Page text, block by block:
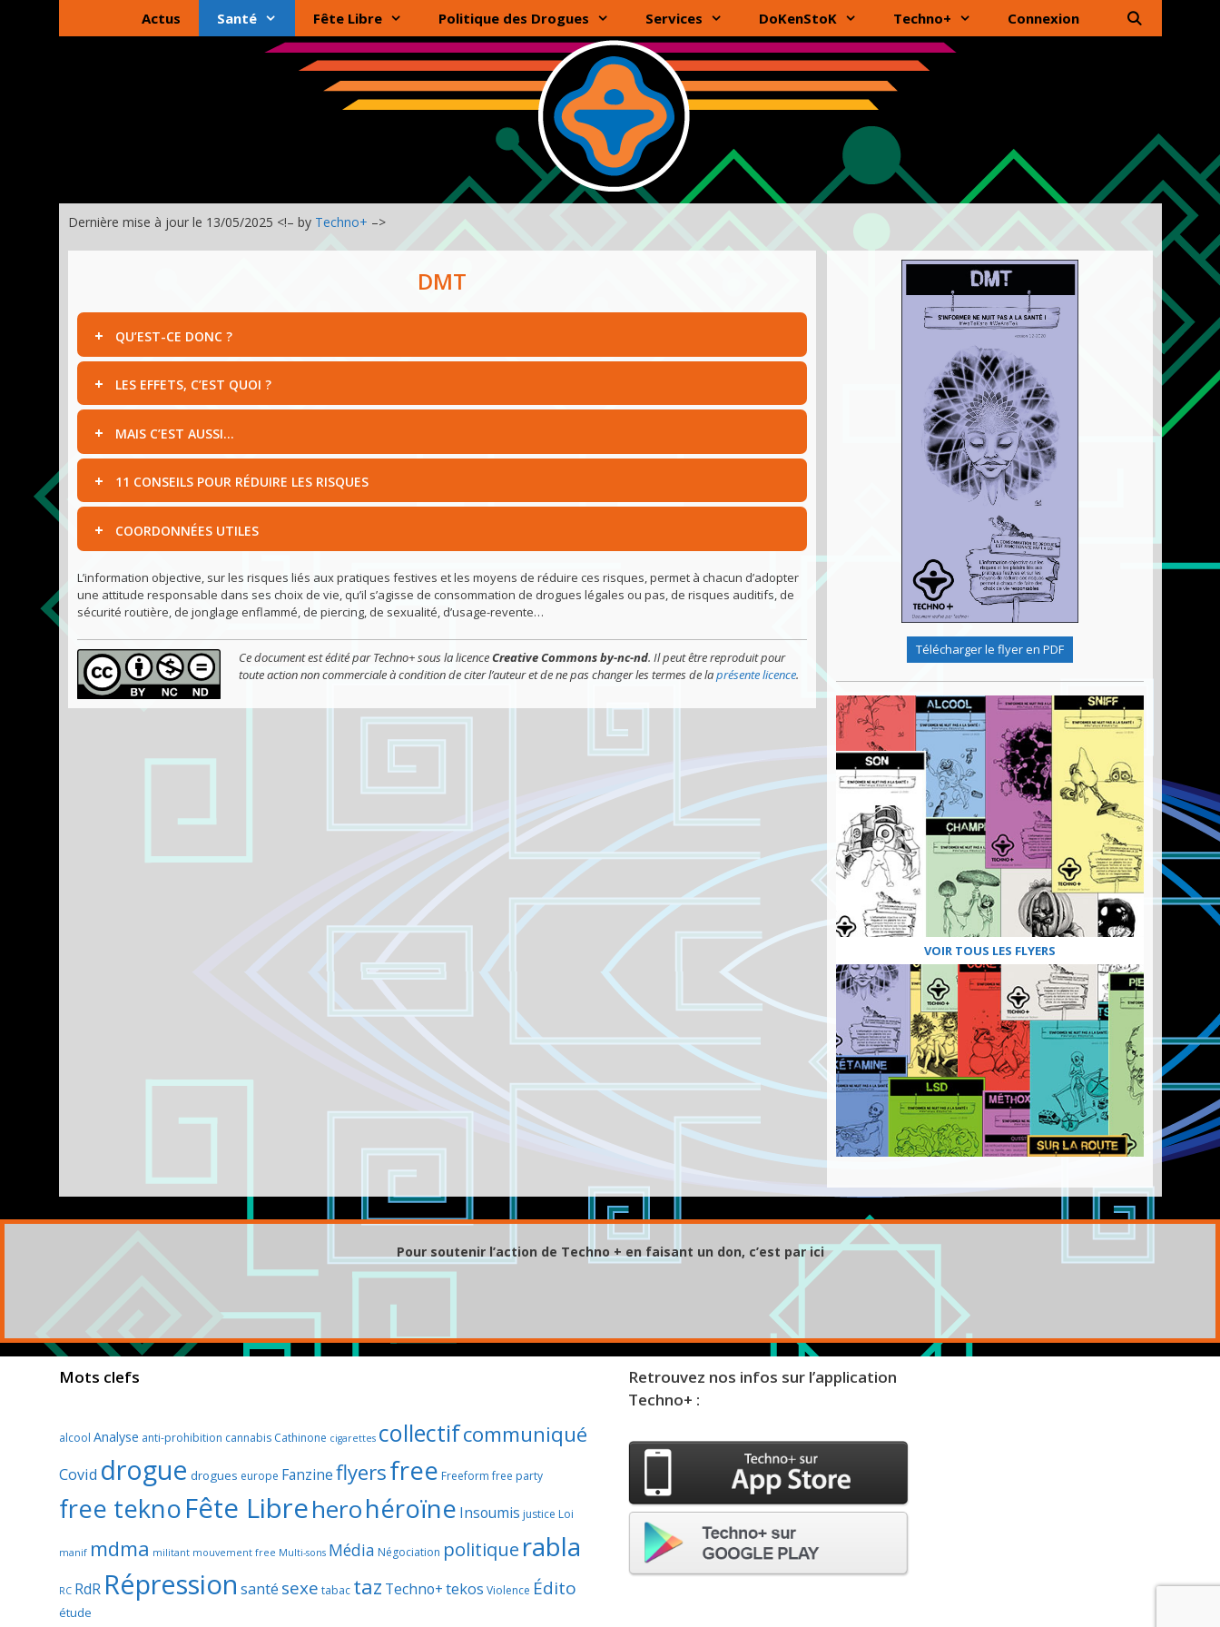
Actus Santé Fête Libre Politique des Drogues Services DoKenStoK Techno+ Connexion
Dernière mise à jour le 13/05/2025 <!– by Techno+ –>
DMT
QU’EST-CE DONC ?
LES EFFETS, C’EST QUOI ?
MAIS C’EST AUSSI…
11 CONSEILS POUR RÉDUIRE LES RISQUES
COORDONNÉES UTILES
L’information objective, sur les risques liés aux pratiques festives et les moyens de réduire ces risques, permet à chacun d’adopter
une attitude responsable dans ses choix de vie, qu’il s’agisse de consommation de drogues légales ou pas, de risques auditifs, de
sécurité routière, de jonglage enflammé, de piercing, de sexualité, d’usage-revente…
Ce document est édité par Techno+ sous la licenceCreative Commons by-nc-nd. Il peut être reproduit pour
toute action non commerciale à condition de citer l’auteur et de ne pas changer les termes de laprésente licence.
Télécharger le flyer en PDF
VOIR TOUS LES FLYERS
Pour soutenir l’action de Techno + en faisant un don, c’est par ici
Mots clefs
alcool Analyse anti-prohibition cannabis Cathinone cigarettes collectifcommuniqué
Covid drogue drogues europe Fanzineflyersfree Freeform free party
free teknoFête Libreherohéroïne Insoumis justice Loi
manif mdma militant mouvement free Multi-sons Média Négociation politique rabla
RC RdR Répression santé sexe tabac taz Techno+tekos Violence Édito
étude
Retrouvez nos infos sur l’application
Techno+ :